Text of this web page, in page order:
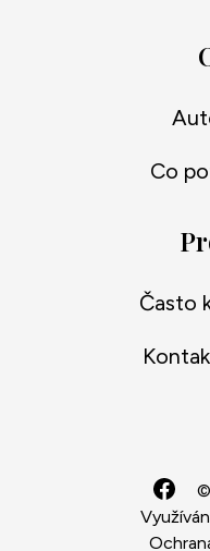
Co
Často